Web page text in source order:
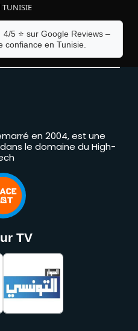
TUNISIE
4/5 ⭐ sur Google Reviews –
confiance en Tunisie.
en 2004, est une
le domaine du High-
TV